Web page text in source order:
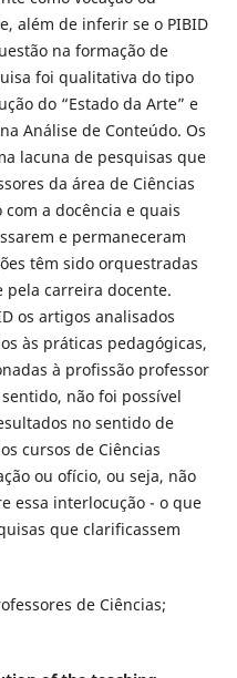
além de inferir se o PIBID
na formação de
foi qualitativa do tipo
do “Estado da Arte” e
Análise de Conteúdo. Os
lacuna de pesquisas que
da área de Ciências
a docência e quais
e permaneceram
têm sido orquestradas
carreira docente.
os artigos analisados
às práticas pedagógicas,
à profissão professor
não foi possível
no sentido de
cursos de Ciências
ou ofício, ou seja, não
essa interlocução - o que
que clarificassem
de Ciências;